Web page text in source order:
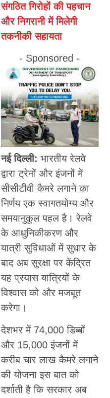
संगठित गिरोहों की पहचान
और निगरानी में मिलेगी
तकनीकी सहायता
- Sponsored -
नई दिल्ली: भारतीय रेलवे
द्वारा ट्रेनों और इंजनों में
सीसीटीवी कैमरे लगाने का
निर्णय एक स्वागतयोग्य और
समयानुकूल पहल है। रेलवे
के आधुनिकीकरण और
यात्री सुविधाओं में सुधार के
बाद अब सुरक्षा पर केंद्रित
यह प्रयास यात्रियों के
विश्वास को और मजबूत
करेगा।
देशभर में 74,000 डिब्बों
और 15,000 इंजनों में
करीब चार लाख कैमरे लगाने
की योजना इस बात को
दर्शाती है कि सरकार अब